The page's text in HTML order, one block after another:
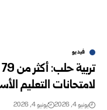
فيديو
لامتحانات التعليم
يونيو 4, 2026 يونيو 4, 2026